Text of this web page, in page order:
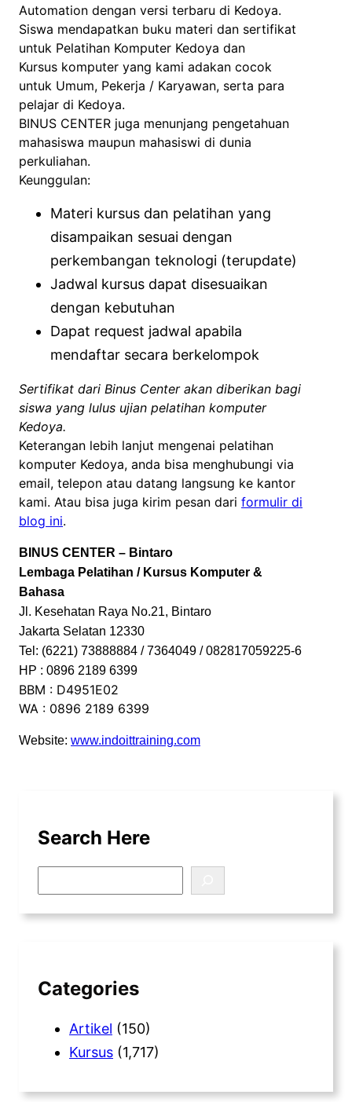
Automation dengan versi terbaru di Kedoya.
Siswa mendapatkan buku materi dan sertifikat
untuk Pelatihan Komputer Kedoya dan
Kursus komputer yang kami adakan cocok
untuk Umum, Pekerja / Karyawan, serta para
pelajar di Kedoya.
BINUS CENTER juga menunjang pengetahuan
mahasiswa maupun mahasiswi di dunia
perkuliahan.
Keunggulan:
Materi kursus dan pelatihan yang
disampaikan sesuai dengan
perkembangan teknologi (terupdate)
Jadwal kursus dapat disesuaikan
dengan kebutuhan
Dapat request jadwal apabila
mendaftar secara berkelompok
Sertifikat dari Binus Center akan diberikan bagi
siswa yang lulus ujian pelatihan komputer
Kedoya.
Keterangan lebih lanjut mengenai pelatihan
komputer Kedoya, anda bisa menghubungi via
email, telepon atau datang langsung ke kantor
kami. Atau bisa juga kirim pesan dari formulir di
blog ini.
BINUS CENTER – Bintaro
Lembaga Pelatihan / Kursus Komputer &
Bahasa
Jl. Kesehatan Raya No.21, Bintaro
Jakarta Selatan 12330
Tel: (6221) 73888884 / 7364049 / 082817059225-6
HP : 0896 2189 6399
BBM : D4951E02
WA : 0896 2189 6399
Website: www.indoittraining.com
Search Here
e
a
Categories
Artikel (150)
Kursus (1,717)